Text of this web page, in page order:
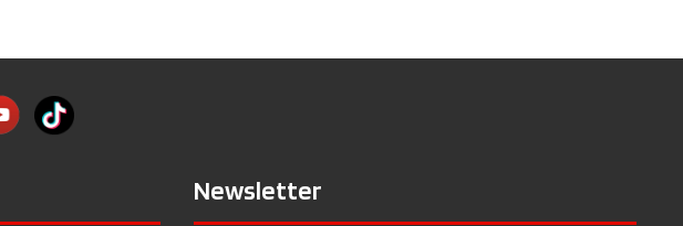
Newsletter